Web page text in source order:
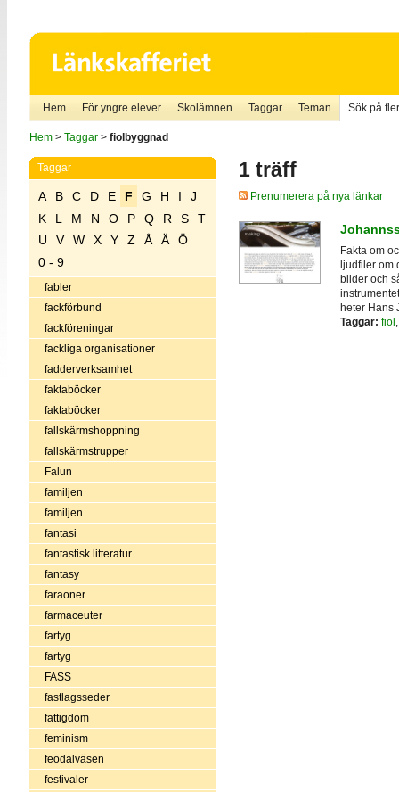
Hem För yngre elever Skolämnen Taggar Teman Sök på
Hem> Taggar> fiolbyggnad
Taggar
A B C D E F G H I
J
K
L M N O P Q R S
T
U
V W X Y Z Å Ä
Ö
0 - 9
fabler
fackförbund
fackföreningar
fackliga organisationer
fadderverksamhet
faktaböcker
faktaböcker
fallskärmshoppning
fallskärmstrupper
Falun
familjen
familjen
fantasi
fantastisk litteratur
fantasy
faraoner
farmaceuter
fartyg
fartyg
FASS
fastlagsseder
fattigdom
feminism
feodalväsen
festivaler
1 träff
Prenumerera på nya länkar
Fakta om
ljudfiler om
bilder och
heter Hans
Taggar: fiol